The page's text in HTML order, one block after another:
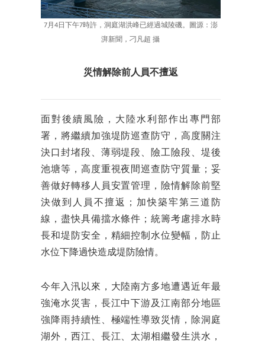
7月4日下午7時許，洞庭湖洪峰已經過城陵磯。圖源：澎
湃新聞，刁凡超 攝
災情解除前人員不擅返
面對後續風險，大陸水利部作出專門部
署，將繼續加強堤防巡查防守，高度關注
決口封堵段、薄弱堤段、險工險段、堤後
池塘等，高度重視夜間巡查防守質量；妥
善做好轉移人員安置管理，險情解除前堅
決做到人員不擅返；加快築牢第三道防
線，盡快具備擋水條件；統籌考慮排水時
長和堤防安全，精細控制水位變幅，防止
水位下降過快造成堤防險情。
今年入汛以來，大陸南方多地遭遇近年最
強淹水災害，長江中下游及江南部分地區
強降雨持續性、極端性導致災情，除洞庭
湖外，西江、長江、太湖相繼發生洪水，